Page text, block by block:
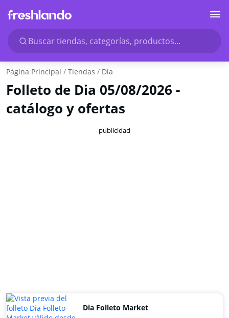
Buscar tiendas, categorías, productos...
Página Principal Tiendas Dia
Folleto de Dia 05/08/2026 -
catálogo y ofertas
publicidad
Dia Folleto Market